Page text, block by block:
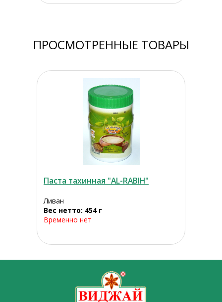
ПРОСМОТРЕННЫЕ ТОВАРЫ
Паста тахинная "AL-RABIH"
Ливан
Вес нетто: 454 г
Временно нет